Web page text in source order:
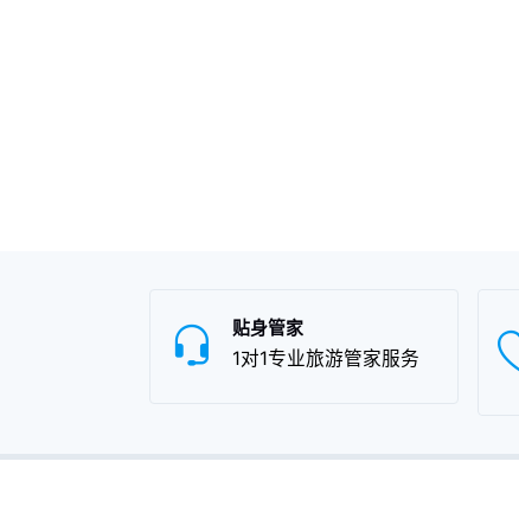
贴身管家
1对1专业旅游管家服务